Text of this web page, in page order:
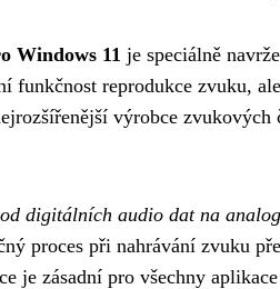
Windows 11 je speciálně
funkčnost reprodukce zvuku,
výrobce
digitálních audio dat na
proces při nahrávání zvuku
je zásadní pro všechny